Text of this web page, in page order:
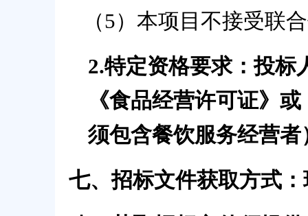
（5）本项目不接受联
2.特定资格要求：投标
《食品经营许可证》
须包含餐饮服务经营者
七、招标文件获取方式